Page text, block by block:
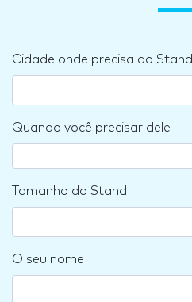
Cidade onde precisa do Stand
Quando você precisar dele
Tamanho do Stand
O seu nome